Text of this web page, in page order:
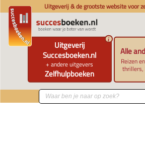
Uitgeverij & de grootste website voor
Uitgeverij
Succesboeken.nl
+ andere uitgevers
Zelfhulpboeken
i
Alle
Reizen
thrillers,